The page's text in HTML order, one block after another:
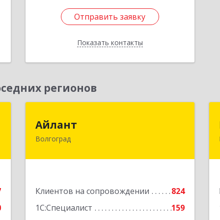
Отправить заявку
Показать контакты
Отправить заявку
Назад
регионов
Айлант
Волгоград
Клиентов на сопровождении
824
1С:Специалист
159
400001, Волгоградская обл, Волгоград